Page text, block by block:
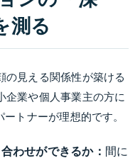
測る
の見える関係性が築ける
企業や個人事業主の方に
トナーが理想的です。
わせができるか： 間に